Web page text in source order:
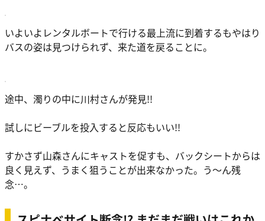
いよいよレンタルボートで行ける最上流に到着するもやはり
バスの姿は見つけられず、来た道を戻ることに。
途中、濁りの中に川村さんが発見!!
試しにビーブルを投入すると反応もいい!!
すかさず山森さんにキャストを促すも、バックシートからは
良く見えず、うまく狙うことが出来なかった。う～ん残
念…。